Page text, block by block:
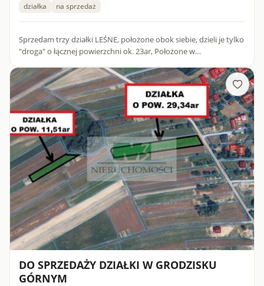
działka na sprzedaż
Sprzedam trzy działki LEŚNE, położone obok siebie, dzieli je tylko
"droga" o łącznej powierzchni ok. 23ar, Położone w
po...
DO SPRZEDAŻY DZIAŁKI W GRODZISKU
GÓRNYM